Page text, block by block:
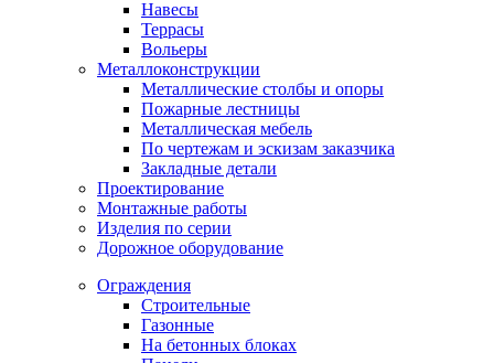
Навесы
Террасы
Вольеры
Металлоконструкции
Металлические столбы и опоры
Пожарные лестницы
Металлическая мебель
По чертежам и эскизам заказчика
Закладные детали
Проектирование
Монтажные работы
Изделия по серии
Дорожное оборудование
Ограждения
Строительные
Газонные
На бетонных блоках